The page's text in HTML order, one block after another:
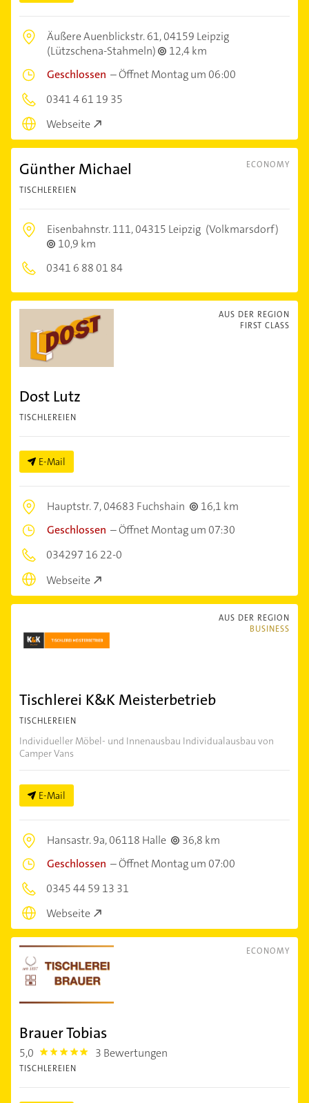
Äußere Auenblickstr. 61,04159 Leipzig
(Lützschena-Stahmeln)
12,4 km
Geschlossen –Öffnet Montag um 06:00
0341 4 61 19 35
Webseite
ECONOMY
Günther Michael
TISCHLEREIEN
Eisenbahnstr. 111,04315 Leipzig (Volkmarsdorf)
10,9 km
0341 6 88 01 84
AUS DER REGION
FIRST CLASS
Dost Lutz
TISCHLEREIEN
E-Mail
Hauptstr. 7,04683 Fuchshain
16,1 km
Geschlossen –Öffnet Montag um 07:30
034297 16 22-0
Webseite
AUS DER REGION
BUSINESS
Tischlerei K&K Meisterbetrieb
TISCHLEREIEN
Individueller Möbel- und Innenausbau Individualausbau von
Camper Vans
E-Mail
Hansastr. 9a,06118 Halle
36,8 km
Geschlossen –Öffnet Montag um 07:00
0345 44 59 13 31
Webseite
ECONOMY
Brauer Tobias
5,0 5.0 3 Bewertungen
TISCHLEREIEN